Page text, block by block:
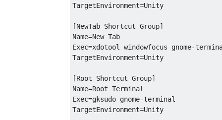
TargetEnvironment=Unity
[NewTab Shortcut Group]
Name=New Tab
Exec=xdotool windowfocus gnome-
TargetEnvironment=Unity
[Root Shortcut Group]
Name=Root Terminal
Exec=gksudo gnome-terminal
TargetEnvironment=Unity